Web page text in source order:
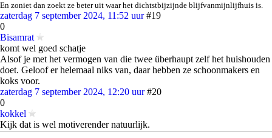
En zoniet dan zoekt ze beter uit waar het dichtstbijzijnde blijfvanmijnlijfhuis is.
zaterdag 7 september 2024, 11:52 uur #19
0
Bisamrat
komt wel goed schatje
Alsof je met het vermogen van die twee überhaupt zelf het huishouden
doet. Geloof er helemaal niks van, daar hebben ze schoonmakers en
koks voor.
zaterdag 7 september 2024, 12:20 uur #20
0
kokkel
Kijk dat is wel motiverender natuurlijk.